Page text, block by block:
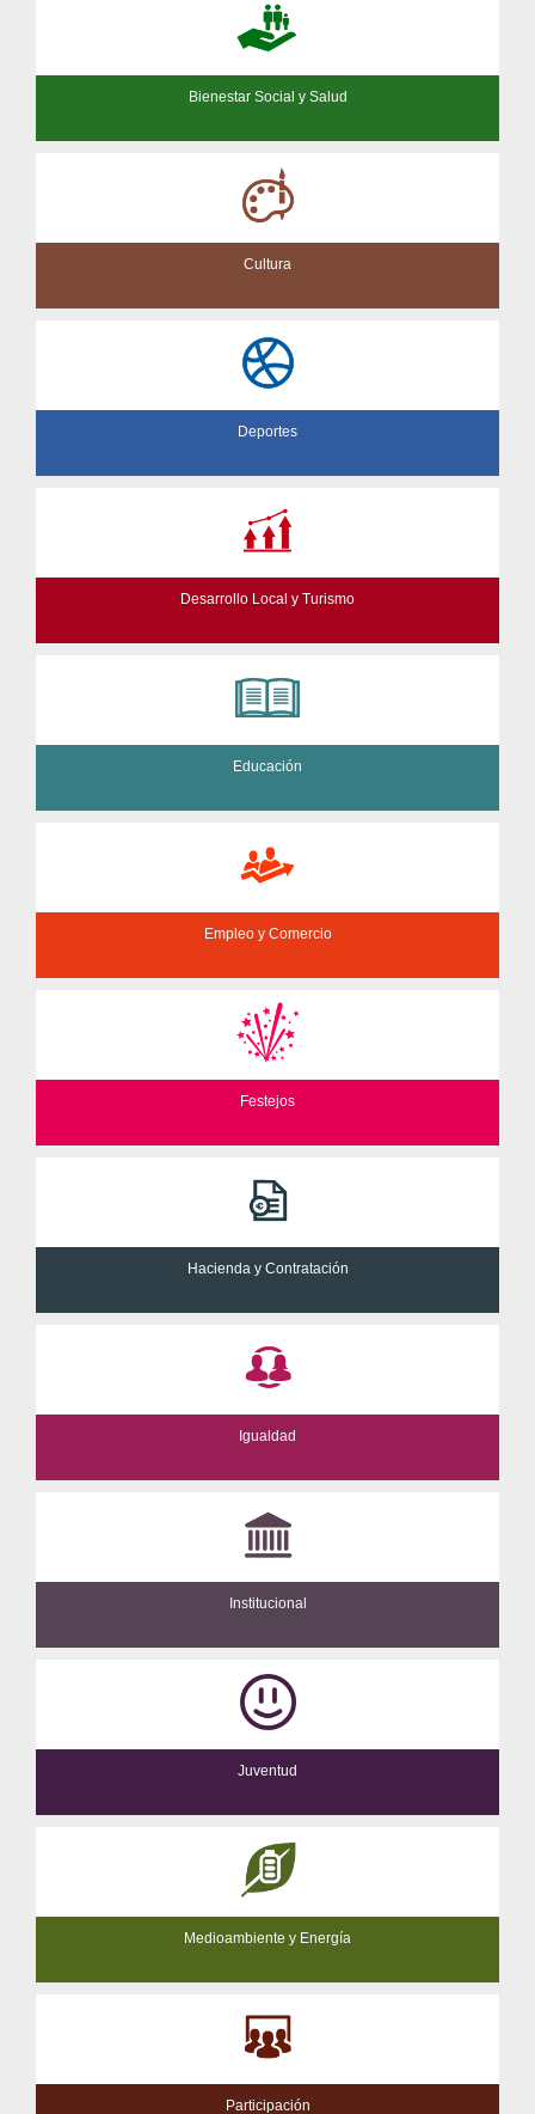
Bienestar Social y Salud
Cultura
Deportes
Desarrollo Local y Turismo
Educación
Empleo y Comercio
Festejos
Hacienda y Contratación
Igualdad
Institucional
Juventud
Medioambiente y Energía
Participación